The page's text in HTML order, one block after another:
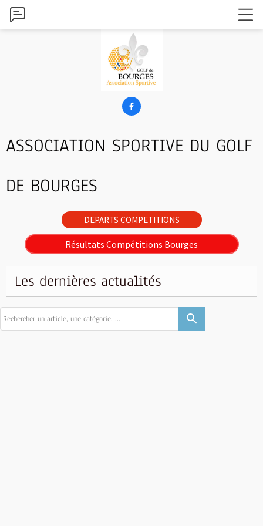

ASSOCIATION SPORTIVE DU GOLF
DE BOURGES
DEPARTS COMPETITIONS
Résultats Compétitions Bourges
Les dernières actualités
search